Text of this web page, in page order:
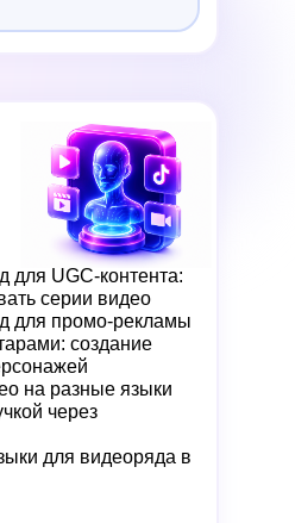
для UGC-контента:
серии видео
для промо-рекламы
создание
на разные языки
через
для видеоряда в